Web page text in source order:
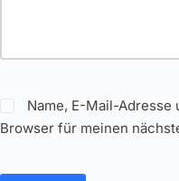
Name, E-Mail-Adresse
Browser für meinen